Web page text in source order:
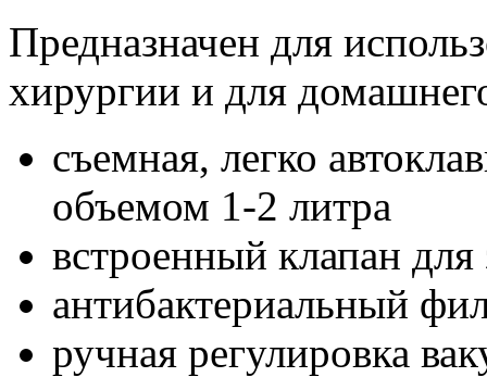
Предназначен для
хирургии и для
съемная, легко
объемом 1-2 литра
встроенный клапан
антибактериальный
ручная регулировка